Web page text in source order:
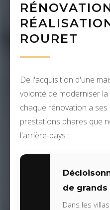
ROURET
De l'acquisition d'une
volonté de moderniser
chaque rénovation a ses
prestations phares que
l'arrière-pays :
de grands
Dans les